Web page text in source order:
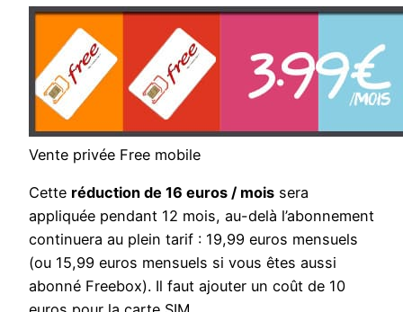
Vente privée Free mobile
Cette réduction de 16 euros / mois sera
appliquée pendant 12 mois, au-delà l’abonnement
continuera au plein tarif : 19,99 euros mensuels
(ou 15,99 euros mensuels si vous êtes aussi
abonné Freebox). Il faut ajouter un coût de 10